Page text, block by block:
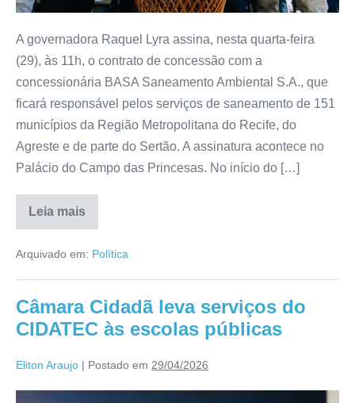
A governadora Raquel Lyra assina, nesta quarta-feira
(29), às 11h, o contrato de concessão com a
concessionária BASA Saneamento Ambiental S.A., que
ficará responsável pelos serviços de saneamento de 151
municípios da Região Metropolitana do Recife, do
Agreste e de parte do Sertão. A assinatura acontece no
Palácio do Campo das Princesas. No início do […]
Leia mais
Arquivado em: Política
Câmara Cidadã leva serviços do
CIDATEC às escolas públicas
Eliton Araujo | Postado em 29/04/2026